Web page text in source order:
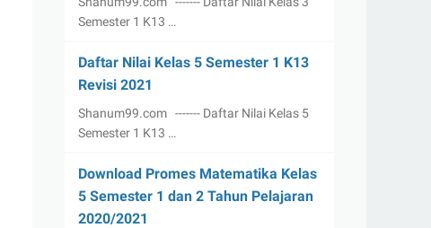
Semester 1 K13 …
Daftar Nilai Kelas 5 Semester 1 K13
Revisi 2021
Shanum99.com ------- Daftar Nilai Kelas 5
Semester 1 K13 …
Download Promes Matematika Kelas
5 Semester 1 dan 2 Tahun Pelajaran
2020/2021